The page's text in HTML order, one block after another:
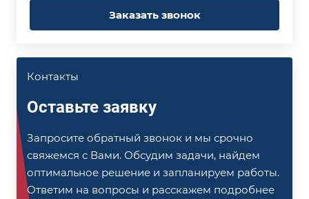
Заказать звонок
Контакты
Оставьте заявку
Запросите обратный звонок и мы срочно
свяжемся с Вами. Обсудим задачи, найдем
оптимальное решение и запланируем работы.
Ответим на вопросы и расскажем подробнее